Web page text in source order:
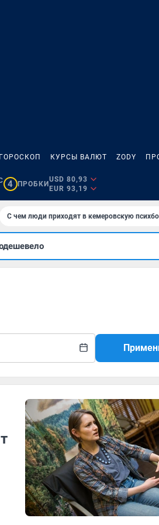
ГОРОСКОП КУРСЫ ВАЛЮТ ZODY
4 ПРОБКИ
USD 80,93
EUR 93,19
С чем люди приходят в кемеровскую